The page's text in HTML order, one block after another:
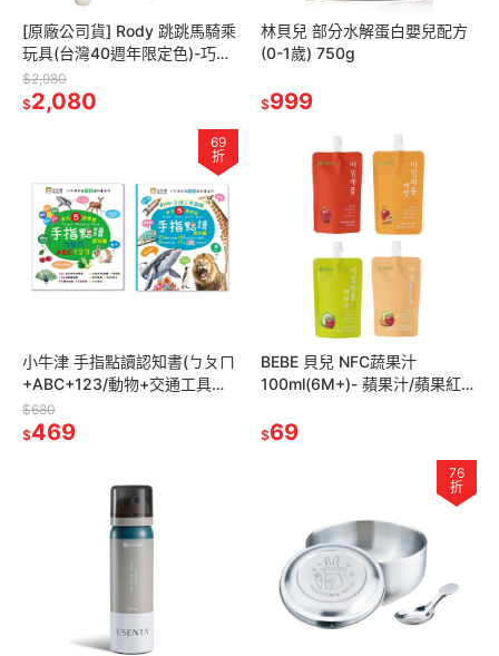
[原廠公司貨] Rody 跳跳馬騎乘
玩具(台灣40週年限定色)-巧克
力布郎尼/櫻桃奶油
$2,980
$2,080
林貝兒 部分水解蛋白嬰兒配方
(0-1歲) 750g
$999
69
折
小牛津 手指點讀認知書(ㄅㄆㄇ
+ABC+123/動物+交通工具圖
鑑)
$680
$469
BEBE 貝兒 NFC蔬果汁
100ml(6M+)- 蘋果汁/蘋果紅蘿
$69
76
折